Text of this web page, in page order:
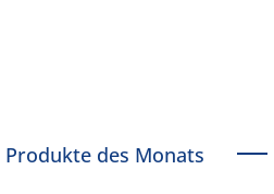
Produkte des Monats